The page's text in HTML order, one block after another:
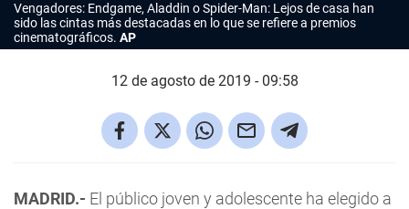
Vengadores: Endgame, Aladdin o Spider-Man: Lejos de casa han
sido las cintas más destacadas en lo que se refiere a premios
cinematográficos. AP
12 de agosto de 2019 - 09:58
MADRID.- El público joven y adolescente ha elegido a